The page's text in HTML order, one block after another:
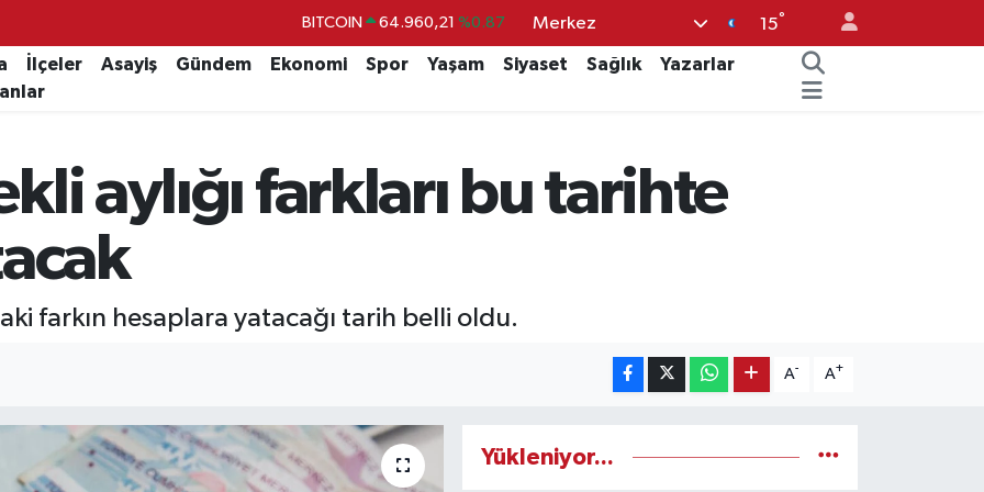
BITCOIN 64.960,21 %0.87
DOLAR 47,7436 %0.18
GRAM ALTIN 6660.55 %0.03
Merkez 15°
İlçeler Asayiş Gündem Ekonomi Spor Yaşam Siyaset Sağlık
Yazarlar
aylığı farkları bu tarihte
farkın hesaplara yatacağı tarih belli oldu.
A- A+
Yükleniyor...